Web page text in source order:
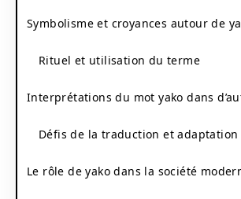
Symbolisme et croyances autour de
Rituel et utilisation du terme
Interprétations du mot yako dans
Défis de la traduction et
Le rôle de yako dans la société